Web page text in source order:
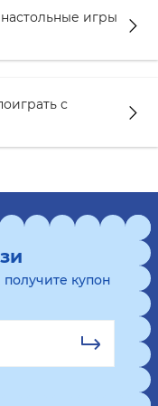
спрашивает о
продолжение
расширить
и развития
друзей
для компании
моментов.
участие в
игры
с
купон